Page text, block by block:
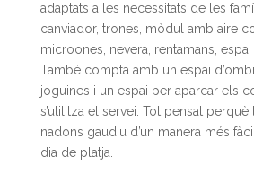
adaptats a les necessitats de les
canviador, trones, mòdul amb aire
microones, nevera, rentamans, espai
També compta amb un espai
joguines i un espai per aparcar els
s’utilitza el servei. Tot pensat
nadons gaudiu d’un manera més
dia de platja.